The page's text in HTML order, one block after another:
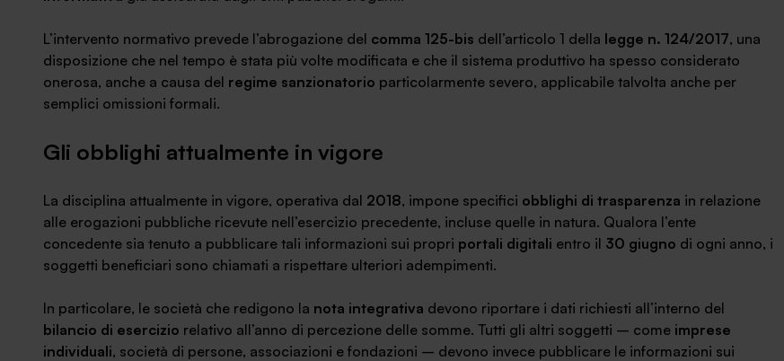
L’intervento normativo prevede l’abrogazione del comma 125-bis dell’articolo 1 della legge n. 124/2017, una
disposizione che nel tempo è stata più volte modificata e che il sistema produttivo ha spesso considerato
onerosa, anche a causa del regime sanzionatorio particolarmente severo, applicabile talvolta anche per
semplici omissioni formali.
Gli obblighi attualmente in vigore
La disciplina attualmente in vigore, operativa dal 2018, impone specifici obblighi di trasparenza in relazione
alle erogazioni pubbliche ricevute nell’esercizio precedente, incluse quelle in natura. Qualora l’ente
concedente sia tenuto a pubblicare tali informazioni sui propri portali digitali entro il 30 giugno di ogni anno, i
soggetti beneficiari sono chiamati a rispettare ulteriori adempimenti.
In particolare, le società che redigono la nota integrativa devono riportare i dati richiesti all’interno del
bilancio di esercizio relativo all’anno di percezione delle somme. Tutti gli altri soggetti – come imprese
individuali, società di persone, associazioni e fondazioni – devono invece pubblicare le informazioni sui